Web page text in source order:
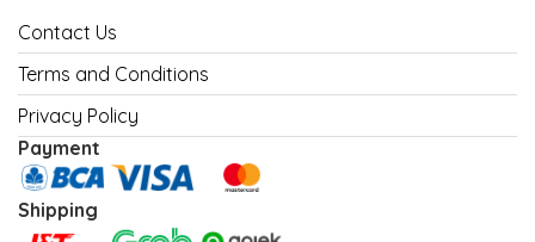
Contact Us
Terms and Conditions
Privacy Policy
Payment
Shipping